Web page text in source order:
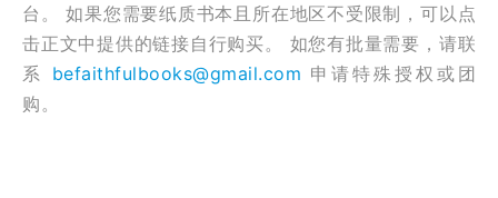
台。 如果您需要纸质书本且所在地区不受限制，可以点
击正文中提供的链接自行购买。 如您有批量需要，请联
系 befaithfulbooks@gmail.com 申请特殊授权或团
购。